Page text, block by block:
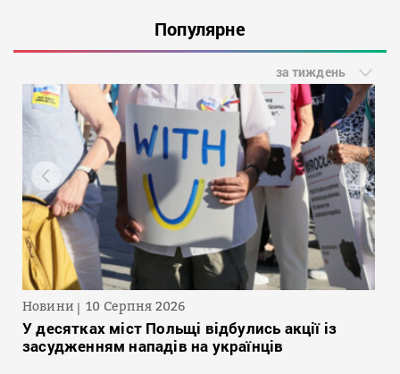
Популярне
за тиждень
Новини 10 Серпня 2026
У десятках міст Польщі відбулись акції із
засудженням нападів на українців